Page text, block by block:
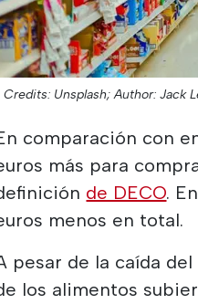
Credits: Unsplash; Author: Jack
comparación con
más para
de DECO.
menos en total.
pesar de la caída
los alimentos